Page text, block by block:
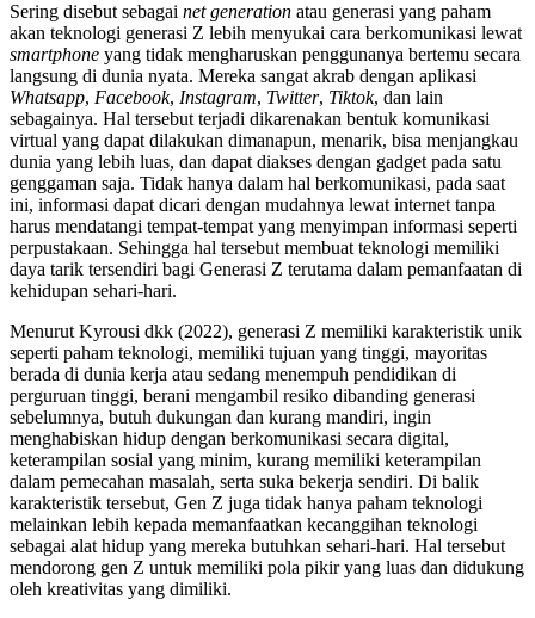
Sering disebut sebagai net generation atau generasi yang paham
akan teknologi generasi Z lebih menyukai cara berkomunikasi lewat
smartphone yang tidak mengharuskan penggunanya bertemu secara
langsung di dunia nyata. Mereka sangat akrab dengan aplikasi
Whatsapp, Facebook, Instagram, Twitter, Tiktok, dan lain
sebagainya. Hal tersebut terjadi dikarenakan bentuk komunikasi
virtual yang dapat dilakukan dimanapun, menarik, bisa menjangkau
dunia yang lebih luas, dan dapat diakses dengan gadget pada satu
genggaman saja. Tidak hanya dalam hal berkomunikasi, pada saat
ini, informasi dapat dicari dengan mudahnya lewat internet tanpa
harus mendatangi tempat-tempat yang menyimpan informasi seperti
perpustakaan. Sehingga hal tersebut membuat teknologi memiliki
daya tarik tersendiri bagi Generasi Z terutama dalam pemanfaatan di
kehidupan sehari-hari.
Menurut Kyrousi dkk (2022), generasi Z memiliki karakteristik unik
seperti paham teknologi, memiliki tujuan yang tinggi, mayoritas
berada di dunia kerja atau sedang menempuh pendidikan di
perguruan tinggi, berani mengambil resiko dibanding generasi
sebelumnya, butuh dukungan dan kurang mandiri, ingin
menghabiskan hidup dengan berkomunikasi secara digital,
keterampilan sosial yang minim, kurang memiliki keterampilan
dalam pemecahan masalah, serta suka bekerja sendiri. Di balik
karakteristik tersebut, Gen Z juga tidak hanya paham teknologi
melainkan lebih kepada memanfaatkan kecanggihan teknologi
sebagai alat hidup yang mereka butuhkan sehari-hari. Hal tersebut
mendorong gen Z untuk memiliki pola pikir yang luas dan didukung
oleh kreativitas yang dimiliki.